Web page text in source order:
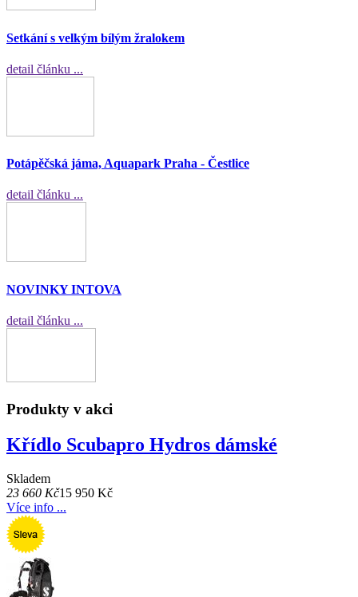
Setkání s velkým bílým žralokem
detail článku ...
Potápěčská jáma, Aquapark Praha - Čestlice
detail článku ...
NOVINKY INTOVA
detail článku ...
Produkty v akci
Křídlo Scubapro Hydros dámské
Skladem
23 660 Kč15 950 Kč
Více info ...